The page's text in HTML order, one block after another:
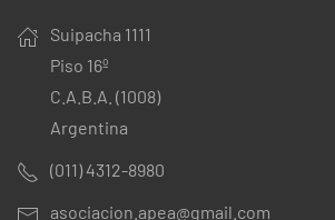
Suipacha 1111
Piso 16º
C.A.B.A. (1008)
Argentina
(011) 4312-8980
asociacion.apea@gmail.com